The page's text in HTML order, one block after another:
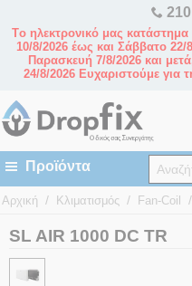
Tο ηλεκτρονικό μας
10/8/2026 έως και Σάββατο
Παρασκευή 7/8/2026 και
24/8/2026 Ευχαριστούμε για
Αρχική / Κλιματισμός / Fan-Coil /
SL AIR 1000 DC TR